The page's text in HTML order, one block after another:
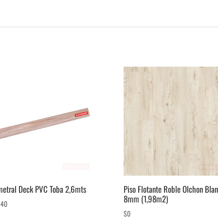
Deck PVC Toba 2,6mts
Piso Flotante Roble Olchon
8mm (1,98m2)
$0